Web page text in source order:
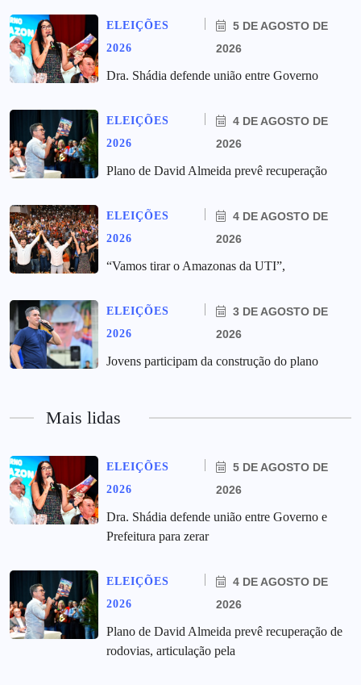
ELEIÇÕES
2026
5 DE AGOSTO DE
2026
Dra. Shádia defende união entre Governo
ELEIÇÕES
2026
4 DE AGOSTO DE
2026
Plano de David Almeida prevê recuperação
ELEIÇÕES
2026
4 DE AGOSTO DE
2026
“Vamos tirar o Amazonas da UTI”,
ELEIÇÕES
2026
3 DE AGOSTO DE
2026
Jovens participam da construção do plano
Mais lidas
ELEIÇÕES
2026
5 DE AGOSTO DE
2026
Dra. Shádia defende união entre Governo e
Prefeitura para zerar
ELEIÇÕES
2026
4 DE AGOSTO DE
2026
Plano de David Almeida prevê recuperação de
rodovias, articulação pela